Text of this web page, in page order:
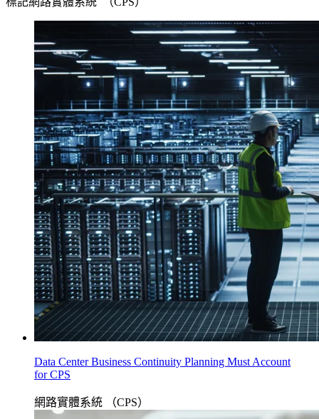
Data Center Business Continuity Planning Must Account
for CPS
網路實體系統 （CPS）